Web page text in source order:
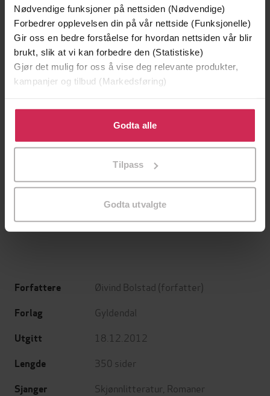
Nødvendige funksjoner på nettsiden (Nødvendige)
Forbedrer opplevelsen din på vår nettside (Funksjonelle)
Gir oss en bedre forståelse for hvordan nettsiden vår blir
brukt, slik at vi kan forbedre den (Statistiske)
Gjør det mulig for oss å vise deg relevante produkter,
kampanjer og tilbud (Markedsføring)
Klikk på «Godta alle» for å gi oss ditt samtykke til å
bruke cookies for alle disse formålene. Du kan også
tilpasse ditt samtykke til spesifikke formål ved å klikke
Godta alle
Tilpass
Godta utvalgte
Vinner av Rivertonprisen
Minnesota
EBOK
Vi anbefaler
Mysteriet på Capri
EBOK
Forfattere Øivind Bolstad (forfatter)
Forlag Gyldendal
Utgitt 18.12.2012
Lengde 350 sider
Sjanger Skjønnlitteratur Romaner